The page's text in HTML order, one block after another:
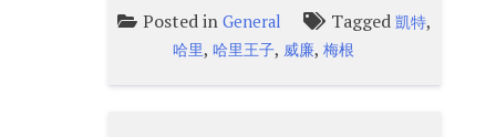
Posted inGeneral Tagged凱特,
哈里,哈里王子, 威廉,梅根